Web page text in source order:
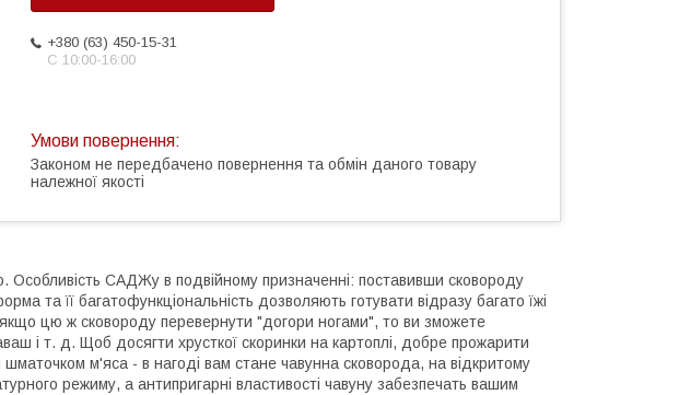
+380 (63) 450-15-31
С 10:00-16:00
Законом не передбачено повернення та обмін даного товару
належної якості
Особливість САДЖу в подвійному призначенні: поставивши сковороду
та її багатофункціональність дозволяють готувати відразу багато їжі
якщо цю ж сковороду перевернути "догори ногами", то ви зможете
і т. д. Щоб досягти хрусткої скоринки на картоплі, добре прожарити
м'яса - в нагоді вам стане чавунна сковорода, на відкритому
режиму, а антипригарні властивості чавуну забезпечать вашим